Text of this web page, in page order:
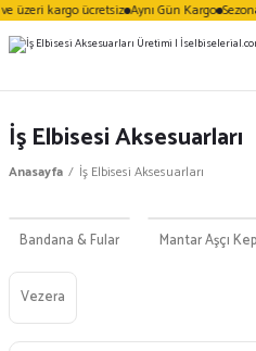
kargo ücretsiz Aynı Gün Kargo Sezona
İş Elbisesi Aksesuarları
Anasayfa İş Elbisesi Aksesuarları
Bandana & Fular Mantar Aşçı Kep
Vezera